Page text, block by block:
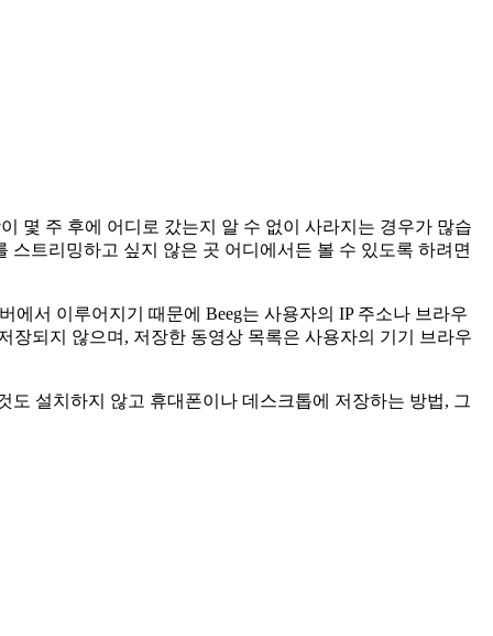
몇 주 후에 어디로 갔는지 알 수 없이 사라지는 경우가 많습
트리밍하고 싶지 않은 곳 어디에서든 볼 수 있도록 하려면
에서 이루어지기 때문에 Beeg는 사용자의 IP 주소나 브라우
장되지 않으며, 저장한 동영상 목록은 사용자의 기기 브라우
도 설치하지 않고 휴대폰이나 데스크톱에 저장하는 방법, 그